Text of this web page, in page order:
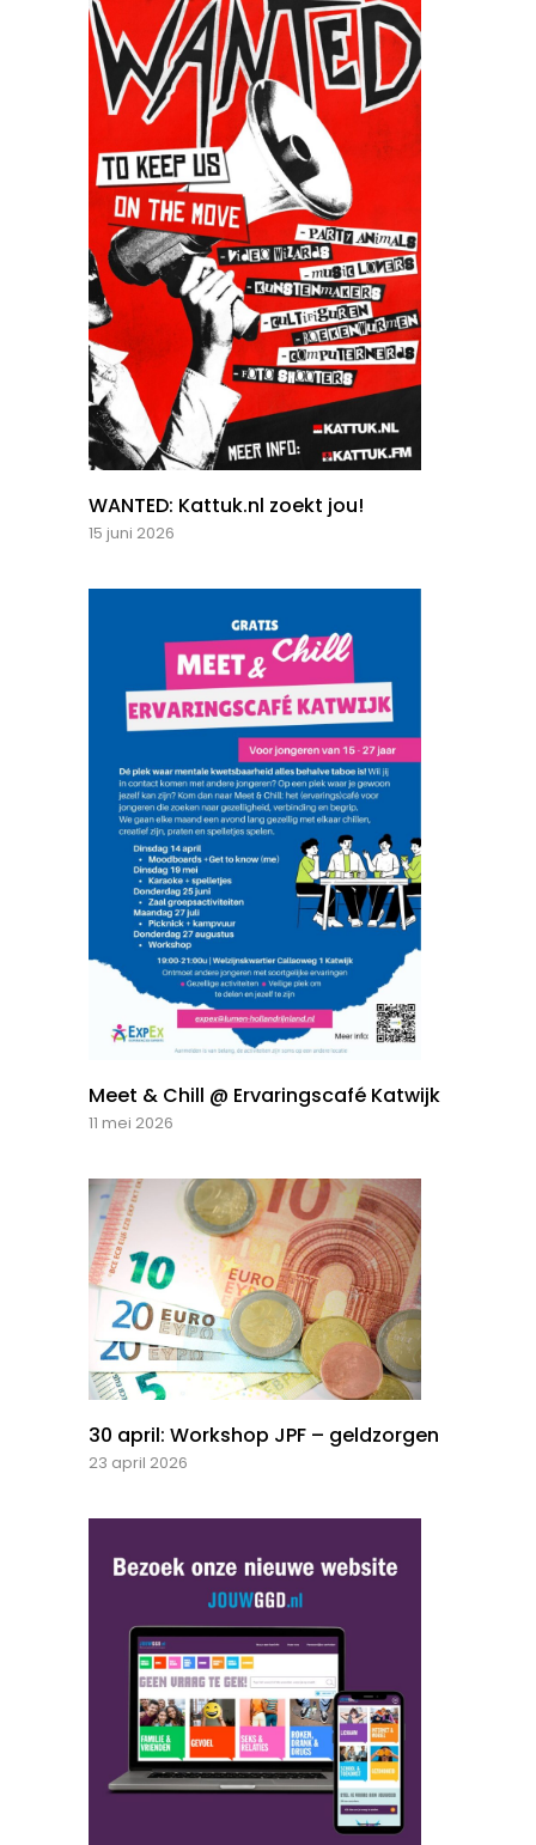
WANTED: Kattuk.nl zoekt jou!
15 juni 2026
Meet & Chill @ Ervaringscafé Katwijk
11 mei 2026
30 april: Workshop JPF – geldzorgen
23 april 2026